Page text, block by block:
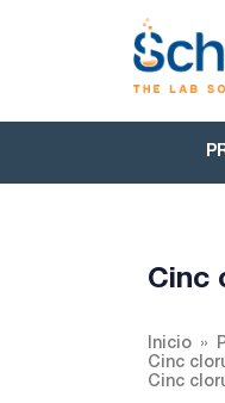
Cinc
Inicio
Cinc
Cinc